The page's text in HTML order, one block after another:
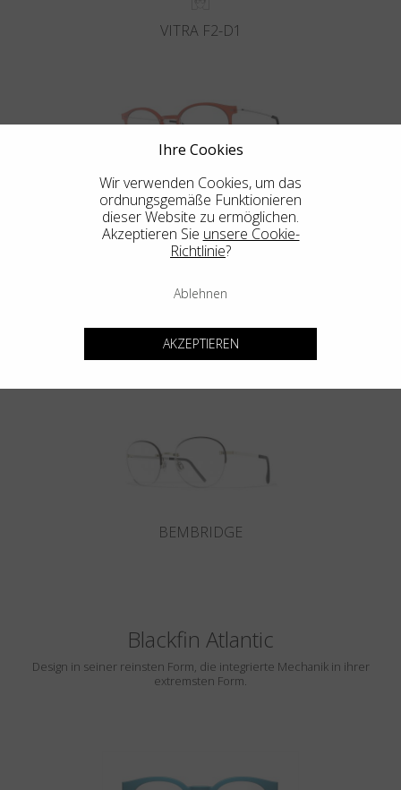
VITRA F2-D1
VITRA F2-D2
Blackfin Aero
Maximaler Widerstand in einer ultraleichten Struktur.
BEMBRIDGE
Blackfin Atlantic
Design in seiner reinsten Form, die integrierte Mechanik in ihrer
extremsten Form.
Ihre Cookies
Wir verwenden Cookies, um das
ordnungsgemäße Funktionieren
dieser Website zu ermöglichen.
Akzeptieren Sie unsere Cookie-
Richtlinie?
Ablehnen
AKZEPTIEREN